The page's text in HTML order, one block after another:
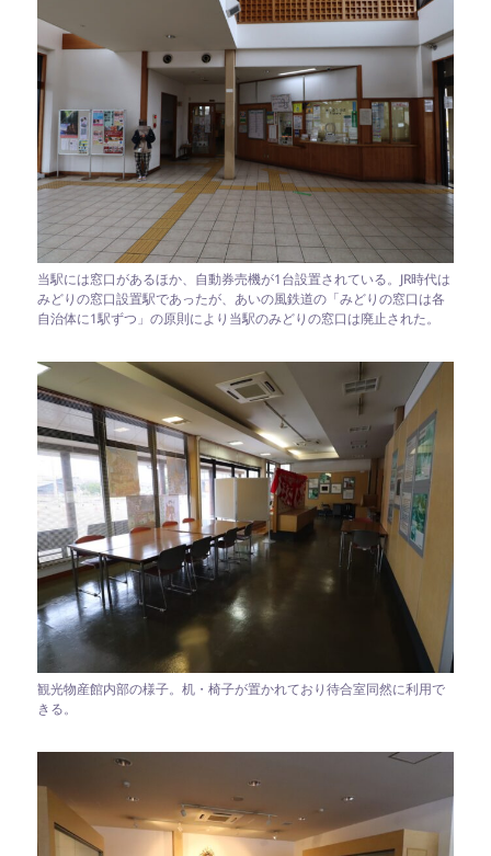
当駅には窓口があるほか、自動券売機が1台設置されている。JR時代は
みどりの窓口設置駅であったが、あいの風鉄道の「みどりの窓口は各
自治体に1駅ずつ」の原則により当駅のみどりの窓口は廃止された。
観光物産館内部の様子。机・椅子が置かれており待合室同然に利用で
きる。